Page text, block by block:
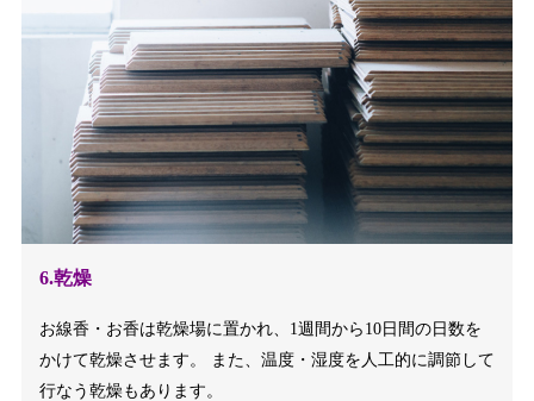
6.乾燥
お線香・お香は乾燥場に置かれ、1週間から10日間の日数を
かけて乾燥させます。 また、温度・湿度を人工的に調節して
行なう乾燥もあります。